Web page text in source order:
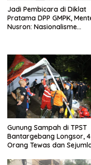
Jadi Pembicara di Diklat
Pratama DPP GMPK,
Nusron: Nasionalisme
Gunung Sampah di TPST
Bantargebang Longsor, 4
Orang Tewas dan